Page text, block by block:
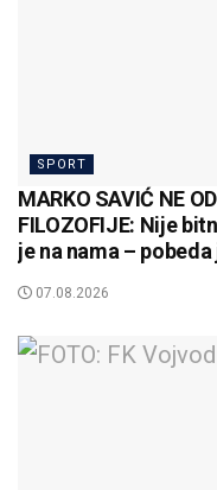
SPORT
MARKO SAVIĆ NE
FILOZOFIJE: Nije
je na nama –
07.08.2026